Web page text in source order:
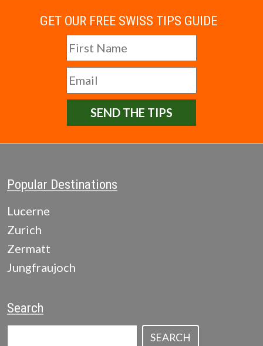
GET OUR FREE SWISS TIPS GUIDE
SEND THE TIPS
Popular Destinations
Lucerne
Zurich
Zermatt
Jungfraujoch
Search
SEARCH